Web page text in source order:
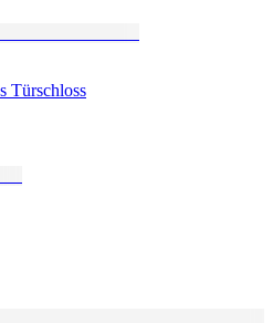
Türschloss